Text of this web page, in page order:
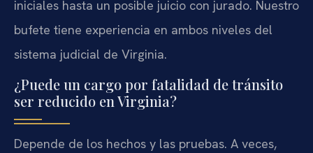
iniciales hasta un posible juicio con jurado. Nuestro
bufete tiene experiencia en ambos niveles del
sistema judicial de Virginia.
¿Puede un cargo por fatalidad de tránsito
ser reducido en Virginia?
Depende de los hechos y las pruebas. A veces,